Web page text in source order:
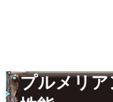
プルメリ